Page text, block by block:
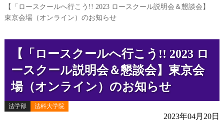
【「ロースクールへ行こう!! 2023 ロースクール説明会＆懇談会】
東京会場（オンライン）のお知らせ
【「ロースクールへ行こう!! 2023 ロ
ースクール説明会＆懇談会】東京会
場（オンライン）のお知らせ
法学部 法科大学院
2023年04月20日